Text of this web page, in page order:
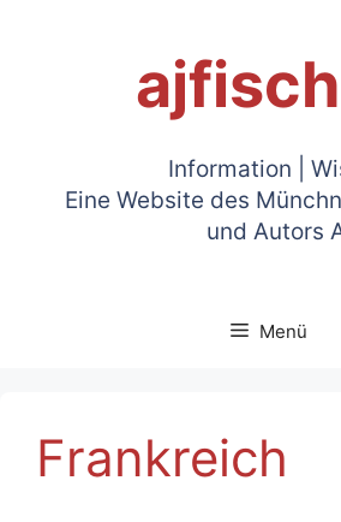
Information |
Eine Website des
und Autors
Menü
Frankreich